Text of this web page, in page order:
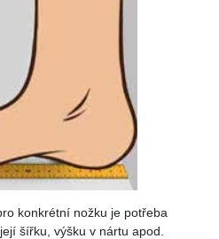
konkrétní nožku je potřeba
šířku, výšku v nártu apod.